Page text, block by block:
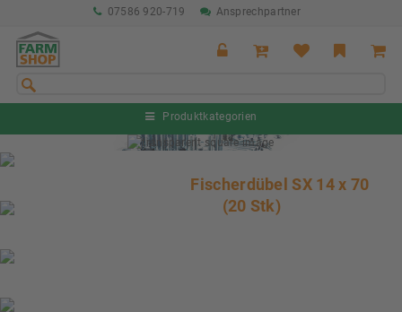
07586 920-719 Ansprechpartner
Produktkategorien
Fischerdübel SX 14 x 70
(20 Stk)